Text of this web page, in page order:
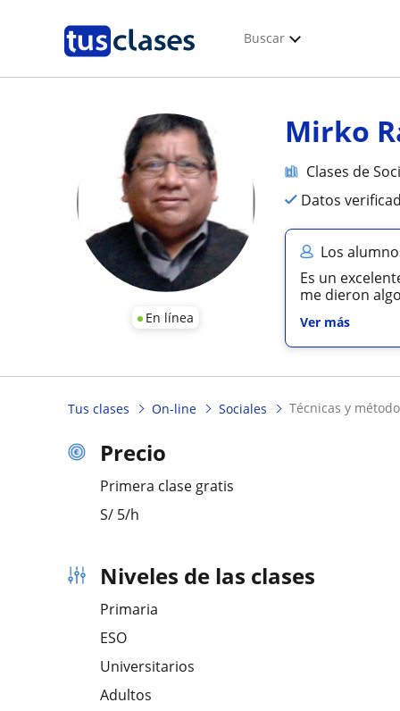
Buscar
En línea
Mirko
Clases de
Datos
Los
Es un
me dieron
Ver más
Tus clases On-line Sociales técnicas y
Precio
Primera clase gratis
S/ 5/h
Niveles de las clases
Primaria
ESO
Universitarios
Adultos